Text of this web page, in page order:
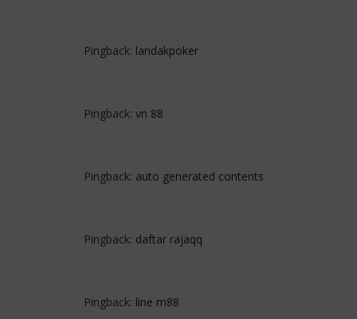
Pingback: landakpoker
Pingback: vn 88
Pingback: auto generated contents
Pingback: daftar rajaqq
Pingback: line m88